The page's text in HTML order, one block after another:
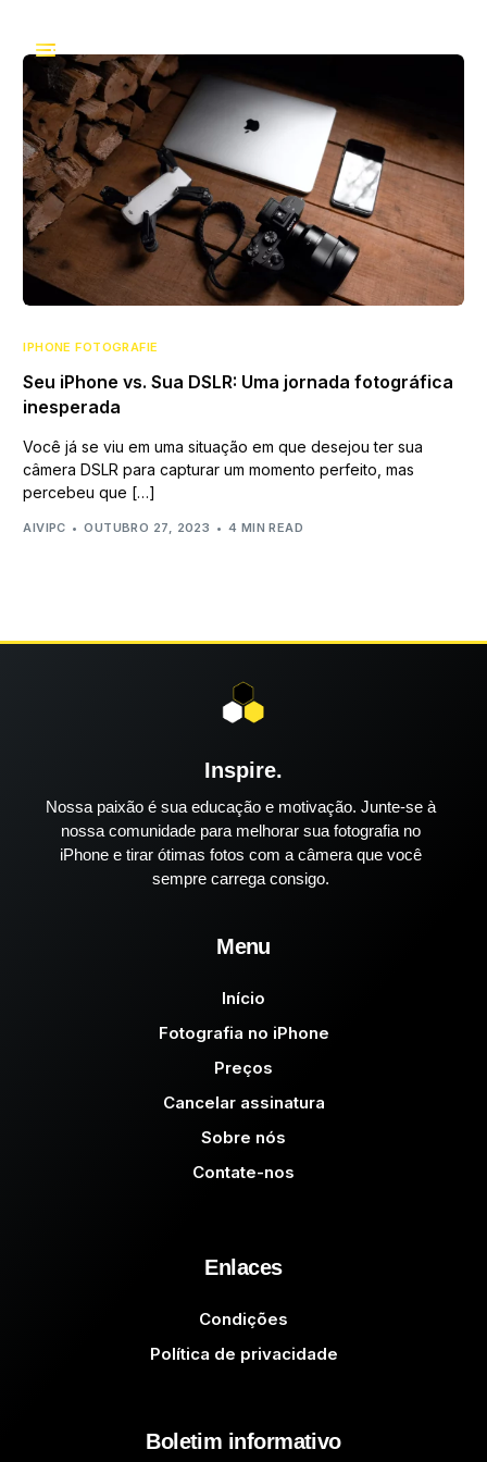
IPHONE FOTOGRAFIE
Seu iPhone vs. Sua DSLR: Uma jornada fotográfica
inesperada
Você já se viu em uma situação em que desejou ter sua
câmera DSLR para capturar um momento perfeito, mas
percebeu que […]
AIVIPC OUTUBRO 27, 2023 4 MIN READ
Inspire.
Nossa paixão é sua educação e motivação. Junte-se à
nossa comunidade para melhorar sua fotografia no
iPhone e tirar ótimas fotos com a câmera que você
sempre carrega consigo.
Menu
Início
Fotografia no iPhone
Preços
Cancelar assinatura
Sobre nós
Contate-nos
Enlaces
Condições
Política de privacidade
Boletim informativo